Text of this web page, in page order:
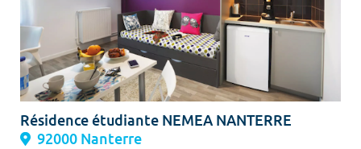
Résidence étudiante NEMEA NANTERRE
92000 Nanterre